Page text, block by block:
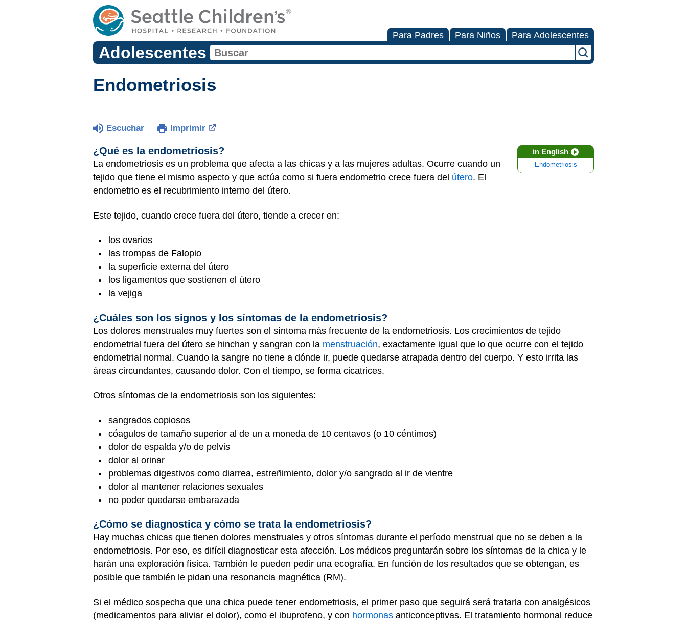
Para Padres Para Niños Para Adolescentes
Adolescentes
Endometriosis
Escuchar Imprimir
in English
Endometriosis
¿Qué es la endometriosis?
La endometriosis es un problema que afecta a las chicas y a las mujeres adultas. Ocurre cuando un
tejido que tiene el mismo aspecto y que actúa como si fuera endometrio crece fuera del útero. El
endometrio es el recubrimiento interno del útero.
Este tejido, cuando crece fuera del útero, tiende a crecer en:
los ovarios
las trompas de Falopio
la superficie externa del útero
los ligamentos que sostienen el útero
la vejiga
¿Cuáles son los signos y los síntomas de la endometriosis?
Los dolores menstruales muy fuertes son el síntoma más frecuente de la endometriosis. Los crecimientos de tejido
endometrial fuera del útero se hinchan y sangran con la menstruación, exactamente igual que lo que ocurre con el tejido
endometrial normal. Cuando la sangre no tiene a dónde ir, puede quedarse atrapada dentro del cuerpo. Y esto irrita las
áreas circundantes, causando dolor. Con el tiempo, se forma cicatrices.
Otros síntomas de la endometriosis son los siguientes:
sangrados copiosos
cóagulos de tamaño superior al de un a moneda de 10 centavos (o 10 céntimos)
dolor de espalda y/o de pelvis
dolor al orinar
problemas digestivos como diarrea, estreñimiento, dolor y/o sangrado al ir de vientre
dolor al mantener relaciones sexuales
no poder quedarse embarazada
¿Cómo se diagnostica y cómo se trata la endometriosis?
Hay muchas chicas que tienen dolores menstruales y otros síntomas durante el período menstrual que no se deben a la
endometriosis. Por eso, es difícil diagnosticar esta afección. Los médicos preguntarán sobre los síntomas de la chica y le
harán una exploración física. También le pueden pedir una ecografía. En función de los resultados que se obtengan, es
posible que también le pidan una resonancia magnética (RM).
Si el médico sospecha que una chica puede tener endometriosis, el primer paso que seguirá será tratarla con analgésicos
(medicamentos para aliviar el dolor), como el ibuprofeno, y con hormonas anticonceptivas. El tratamiento hormonal reduce